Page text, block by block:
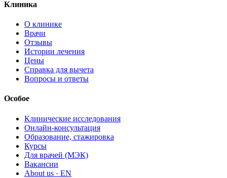
Клиника
О клинике
Врачи
Отзывы
Истории лечения
Цены
Справка для вычета
Вопросы и ответы
Особое
Клинические исследования
Онлайн-консультация
Образование, стажировка
Курсы
Для врачей (МЭК)
Вакансии
About us · EN